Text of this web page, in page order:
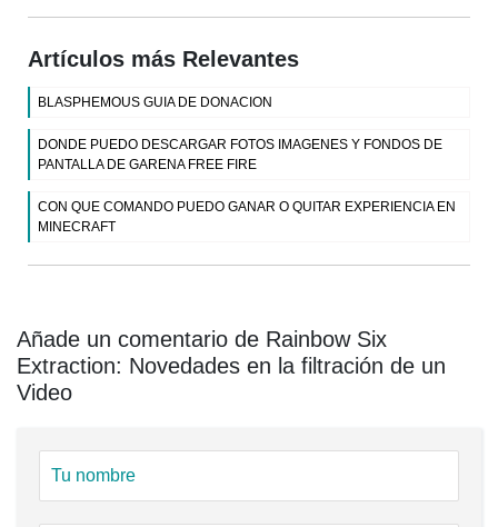
Artículos más Relevantes
BLASPHEMOUS GUIA DE DONACION
DONDE PUEDO DESCARGAR FOTOS IMAGENES Y FONDOS DE
PANTALLA DE GARENA FREE FIRE
CON QUE COMANDO PUEDO GANAR O QUITAR EXPERIENCIA EN
MINECRAFT
Añade un comentario de Rainbow Six
Extraction: Novedades en la filtración de un
Video